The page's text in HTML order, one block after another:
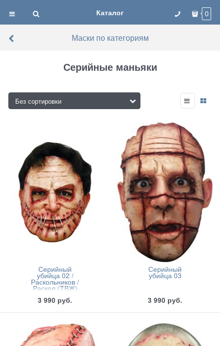
Каталог 0
Маски по категориям
Серийные маньяки
Серийный
убийца 02 /
Раскольников /
Раскол (ТВЖ)
3 990 руб.
Серийный
убийца 03
3 990 руб.